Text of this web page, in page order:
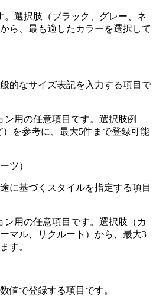
。選択肢（ブラック、グレー、ネ
ら、最も適したカラーを選択して
的なサイズ表記を入力する項目で
ン用の任意項目です。選択肢例
）を参考に、最大5件まで登録可能
ツ）
に基づくスタイルを指定する項目
ン用の任意項目です。選択肢（カ
マル、リクルート）から、最大3
す。
値で登録する項目です。